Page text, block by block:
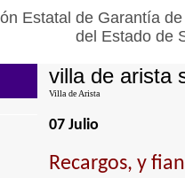
Estatal de Garantía
del Estado de
villa de arista
Villa de Arista
07 Julio
Recargos, y